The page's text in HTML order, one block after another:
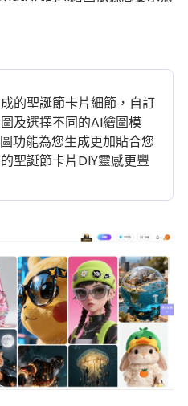
的聖誕節卡片細節，自訂
及選擇不同的AI繪圖模
功能為您生成更加貼合您
聖誕節卡片DIY靈感更豐